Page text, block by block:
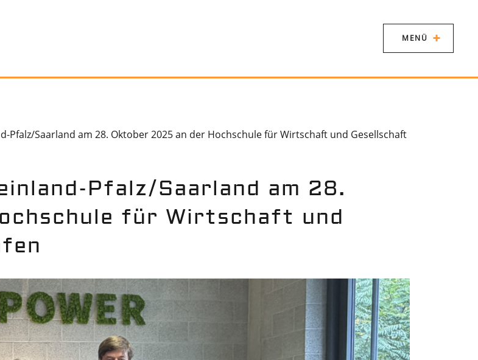
MENÜ
Pfalz/Saarland am 28. Oktober 2025 an der Hochschule für Wirtschaft und Gesellschaft
Pfalz/Saarland am 28.
für Wirtschaft und